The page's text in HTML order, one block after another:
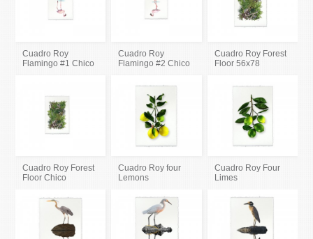
Cuadro Roy
Flamingo #1 Chico
Cuadro Roy
Flamingo #2 Chico
Cuadro Roy Forest
Floor 56x78
Cuadro Roy Forest
Floor Chico
Cuadro Roy four
Lemons
Cuadro Roy Four
Limes